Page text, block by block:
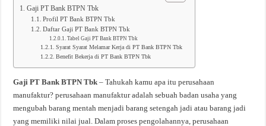
Gaji PT Bank BTPN Tbk
Profil PT Bank BTPN Tbk
Daftar Gaji PT Bank BTPN Tbk
Tabel Gaji PT Bank BTPN Tbk
Syarat Syarat Melamar Kerja di PT Bank BTPN Tbk
Benefit Bekerja di PT Bank BTPN Tbk
Gaji PT Bank BTPN Tbk – Tahukah kamu apa itu perusahaan
manufaktur? perusahaan manufaktur adalah sebuah badan usaha yang
mengubah barang mentah menjadi barang setengah jadi atau barang jadi
yang memiliki nilai jual. Dalam proses pengolahannya, perusahaan